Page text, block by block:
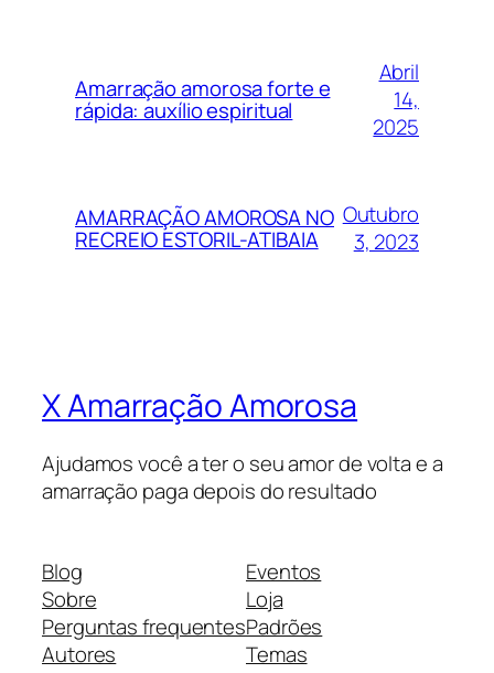
Amarração amorosa forte e
rápida: auxílio espiritual
Abril
14,
2025
AMARRAÇÃO AMOROSA NO
RECREIO ESTORIL-ATIBAIA
Outubro
3, 2023
X Amarração Amorosa
Ajudamos você a ter o seu amor de volta e a
amarração paga depois do resultado
Blog
Sobre
Perguntas frequentes
Autores
Eventos
Loja
Padrões
Temas